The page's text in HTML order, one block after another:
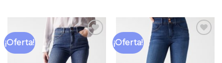
¡Oferta!
Añadir
a la
lista
¡Oferta!